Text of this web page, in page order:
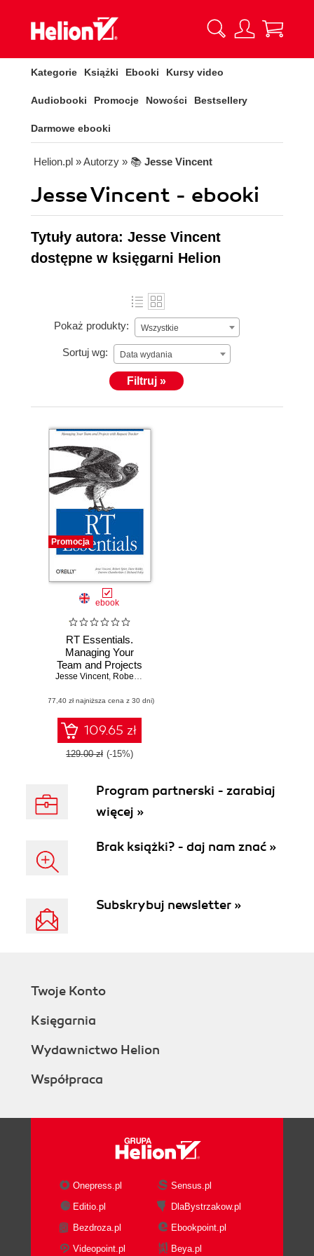
Kategorie Książki Ebooki Kursy video
Audiobooki Promocje Nowości Bestsellery
Darmowe ebooki
Helion.pl » Autorzy » 📚 Jesse Vincent
Jesse Vincent - ebooki
Tytuły autora: Jesse Vincent
dostępne w księgarni Helion
Pokaż produkty: Wszystkie
Sortuj wg: Data wydania
Filtruj »
Promocja
ebook
RT Essentials.
Managing Your
Team and Projects
with Request
Jesse Vincent, Robert Spier
(77,40 zł najniższa cena z 30 dni)
109.65 zł
129.00 zł (-15%)
Program partnerski - zarabiaj
więcej »
Brak książki? - daj nam znać »
Subskrybuj newsletter »
Twoje Konto
Księgarnia
Wydawnictwo Helion
Współpraca
Onepress.pl
Sensus.pl
Editio.pl
DlaBystrzakow.pl
Bezdroza.pl
Ebookpoint.pl
Videopoint.pl
Beya.pl